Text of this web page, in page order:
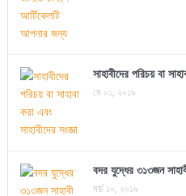
সাহাবীদের পরিচয় বা
মে ০১, ২০১৯
বদর যুদ্ধের ৩১৩জন
মার্চ ১০, ২০১৯